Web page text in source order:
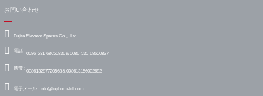
お問い合わせ
Fujita Elevator Spares Co.、Ltd
電話 : 0086-531-68650836＆0086-531-68650837
携帯 : 008613287720568＆008613156002682
電子メール : info@fujihomelift.com